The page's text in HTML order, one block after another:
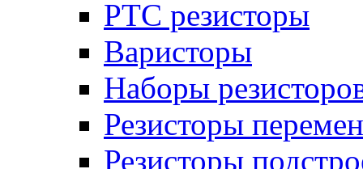
PTC резисторы
Варисторы
Наборы
Резисторы
Резисторы